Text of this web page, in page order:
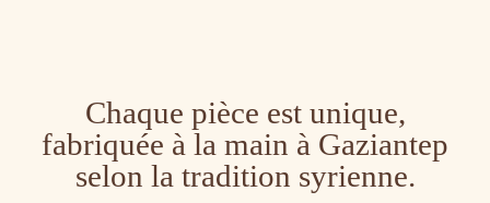
Chaque pièce est unique,
fabriquée à la main à Gaziantep
selon la tradition syrienne.